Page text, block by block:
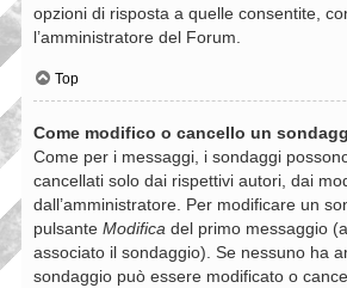
opzioni di risposta a quelle consentite,
l’amministratore del Forum.
Top
Come modifico o cancello un
Come per i messaggi, i sondaggi
cancellati solo dai rispettivi autori, dai
dall’amministratore. Per modificare un
pulsante Modifica del primo messaggio
associato il sondaggio). Se nessuno ha
sondaggio può essere modificato o